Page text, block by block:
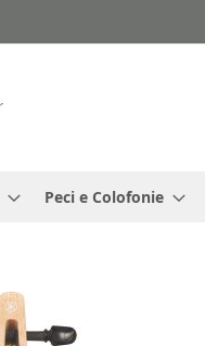
Peci e Colofonie